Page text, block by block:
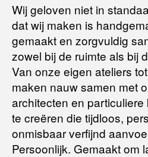
aankoopbedrag zo snel mogelijk
dagen na herroeping .
Voor meer informatie kunt u terecht
Terugbetalingsbeleid
Wij geloven niet in
dat wij maken is
gemaakt en zorgvuldig
zowel bij de ruimte als bij
Van onze eigen ateliers
maken nauw samen met
architecten en
te creëren die tijdloos,
onmisbaar verfijnd
Persoonlijk. Gemaakt om